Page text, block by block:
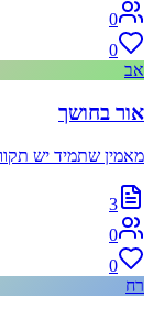
0
0
אב
אור בחושך
מאמין שתמיד יש
3
0
0
רח